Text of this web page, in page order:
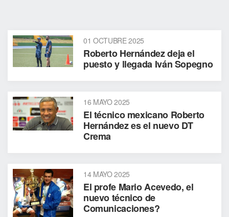
01 OCTUBRE 2025
Roberto Hernández deja el
puesto y llegada Iván Sopegno
16 MAYO 2025
El técnico mexicano Roberto
Hernández es el nuevo DT
Crema
14 MAYO 2025
El profe Mario Acevedo, el
nuevo técnico de
Comunicaciones?